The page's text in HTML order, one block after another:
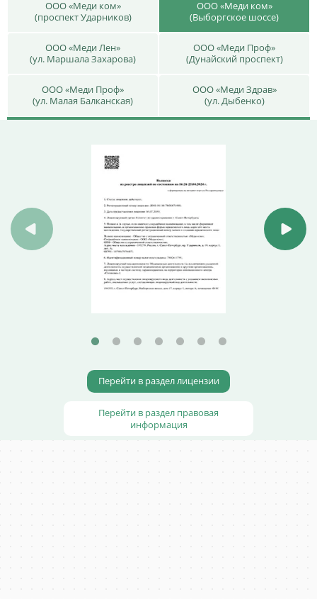
ООО «Меди ком»
(проспект Ударников)
ООО «Меди ком»
(Выборгское шоссе)
ООО «Меди Лен»
(ул. Маршала Захарова)
ООО «Меди Проф»
(Дунайский проспект)
ООО «Меди Проф»
(ул. Малая Балканская)
ООО «Меди Здрав»
(ул. Дыбенко)
Перейти в раздел лицензии
Перейти в раздел правовая
информация